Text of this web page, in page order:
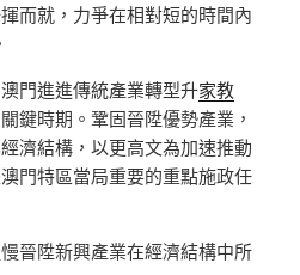
而就，力爭在相對短的時間內
門進進傳統產業轉型升家教
鍵時期。鞏固晉陞優勢產業，
濟結構，以更高文為加速推動
門特區當局重要的重點施政任
晉陞新興產業在經濟結構中所